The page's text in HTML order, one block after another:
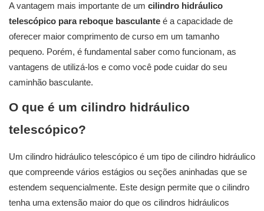
A vantagem mais importante de um cilindro hidráulico
telescópico para reboque basculante é a capacidade de
oferecer maior comprimento de curso em um tamanho
pequeno. Porém, é fundamental saber como funcionam, as
vantagens de utilizá-los e como você pode cuidar do seu
caminhão basculante.
O que é um cilindro hidráulico
telescópico?
Um cilindro hidráulico telescópico é um tipo de cilindro hidráulico
que compreende vários estágios ou seções aninhadas que se
estendem sequencialmente. Este design permite que o cilindro
tenha uma extensão maior do que os cilindros hidráulicos